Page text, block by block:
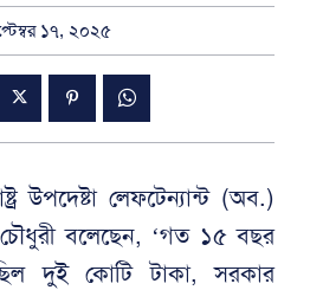
১৭, ২০২৫
উপদেষ্টা লেফটেন্যান্ট (অব.)
বলেছেন, ‘গত ১৫ বছর
দুই কোটি টাকা, সরকার